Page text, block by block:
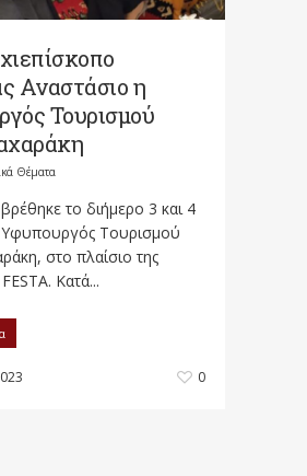
Αναστάσιο η
Τουρισμού
Θέματα
το διήμερο 3 και 4
Υφυπουργός Τουρισμού
στο πλαίσιο της
Κατά...
0